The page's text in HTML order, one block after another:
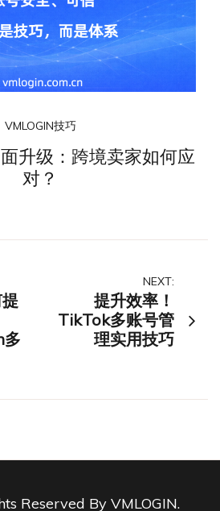
VMLOGIN技巧
升级：跨境卖家如何应
对？
NEXT:
提升效率！
TikTok多账号管
理实用技巧
Reserved By VMLOGIN.